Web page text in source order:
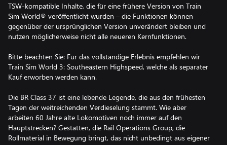
TSW-kompatible Inhalte, die für eine frühere Version von Train
Sim World® veröffentlicht wurden – die Funktionen können
gegenüber der ursprünglichen Version unverändert bleiben und
nutzen möglicherweise nicht alle neueren Kernfunktionen.
Bitte beachten Sie: Für das vollständige Erlebnis empfehlen wir
Train Sim World 3: Southeastern Highspeed, welche als separater
Kauf erworben werden kann.
Die BR Class 37 ist eine lebende Legende, die aus den frühesten
Tagen der weitreichenden Verdieselung stammt. Wie aber
arbeiten 60 Jahre alte Lokomotiven noch immer auf den
Hauptstrecken? Gestatten, die Rail Operations Group, die
Rollmaterial in Bewegung bringt, das nicht unbedingt aus eigener